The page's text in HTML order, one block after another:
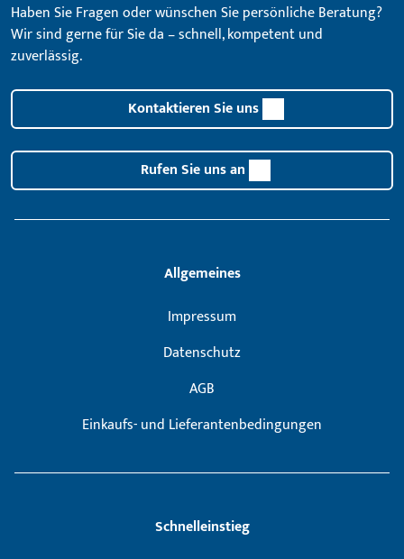
Haben Sie Fragen oder wünschen Sie persönliche Beratung?
Wir sind gerne für Sie da – schnell, kompetent und
zuverlässig.
Kontaktieren Sie uns
Rufen Sie uns an
Allgemeines
Impressum
Datenschutz
AGB
Einkaufs- und Lieferantenbedingungen
Schnelleinstieg